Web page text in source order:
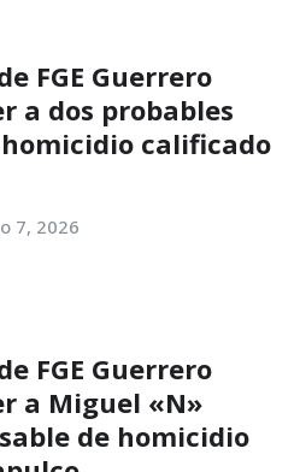
FGE Guerrero
a dos probables
calificado
7, 2026
FGE Guerrero
a Miguel «N»
de homicidio